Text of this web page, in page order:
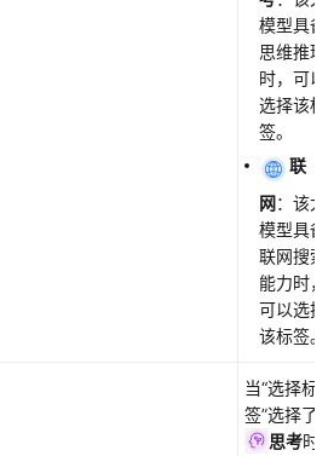
模型具备
思维推理
时，可以
选择该标
签。
联
网：该大
模型具备
联网搜索
能力时，
可以选择
该标签。
当“选择标
签”选择了
思考时